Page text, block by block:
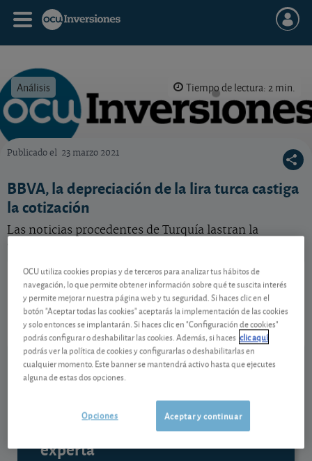
Análisis Tiempo de lectura: 2 min.
Publicado el 23 marzo 2021
BBVA, la depreciación de la lira turca castiga
la cotización
Las noticias procedentes de Turquía lastran la
BBVA
ES0113211835
07/08/2026 Madrid
24,60 EUR
0,01 EUR (0,04 %)
Ver detalladamente
Contenido reservado a SOCIOS
Gestiona tu dinero con visión
experta
OCU utiliza cookies propias y de terceros para analizar tus hábitos de
navegación, lo que permite obtener información sobre qué te suscita interés
y permite mejorar nuestra página web y tu seguridad. Si haces clic en el
botón "Aceptar todas las cookies" aceptarás la implementación de las cookies
y solo entonces se implantarán. Si haces clic en "Configuración de cookies"
podrás configurar o deshabilitar las cookies. Además, si haces clic aquí
podrás ver la política de cookies y configurarlas o deshabilitarlas en
cualquier momento. Este banner se mantendrá activo hasta que ejecutes
alguna de estas dos opciones.
Aceptar y continuar
Opciones